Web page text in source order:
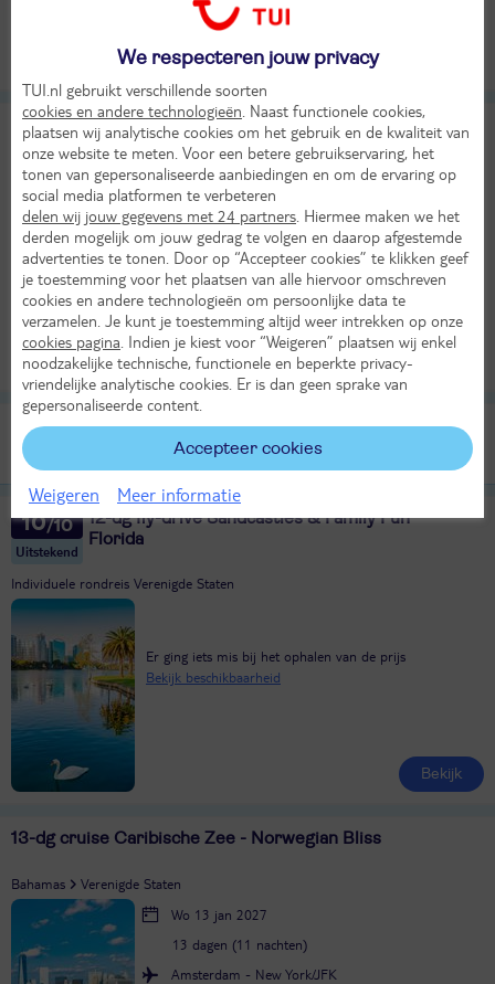
Alle verplichte kosten inbegrepen!
10-daagse rondreis Florida Sunshine
Groepsrondreis Verenigde Staten
Do 19 nov 2026
10 dagen (8 nachten)
Amsterdam - Miami
Logies ontbijt
2250,-
per persoon
Bekijk
Alle verplichte kosten inbegrepen!
ORLANDO
Laat je inspireren
10
Uitstekend
12-dg fly-drive Sandcastles & Family Fun
Florida
Individuele rondreis Verenigde Staten
Er ging iets mis bij het ophalen van de prijs
Bekijk beschikbaarheid
Bekijk
13-dg cruise Caribische Zee - Norwegian Bliss
Bahamas Verenigde Staten
Wo 13 jan 2027
13 dagen (11 nachten)
Amsterdam - New York/JFK
We respecteren jouw privacy
TUI.nl gebruikt verschillende soorten
cookies en andere technologieën . Naast functionele cookies,
plaatsen wij analytische cookies om het gebruik en de kwaliteit van
onze website te meten. Voor een betere gebruikservaring, het
tonen van gepersonaliseerde aanbiedingen en om de ervaring op
social media platformen te verbeteren
delen wij jouw gegevens met 24 partners . Hiermee maken we het
derden mogelijk om jouw gedrag te volgen en daarop afgestemde
advertenties te tonen. Door op “Accepteer cookies” te klikken geef
je toestemming voor het plaatsen van alle hiervoor omschreven
cookies en andere technologieën om persoonlijke data te
verzamelen. Je kunt je toestemming altijd weer intrekken op onze
cookies pagina . Indien je kiest voor “Weigeren” plaatsen wij enkel
noodzakelijke technische, functionele en beperkte privacy-
vriendelijke analytische cookies. Er is dan geen sprake van
gepersonaliseerde content.
Accepteer cookies
Weigeren Meer informatie